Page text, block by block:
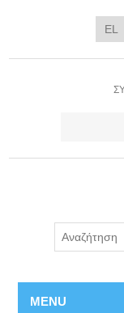
MENU